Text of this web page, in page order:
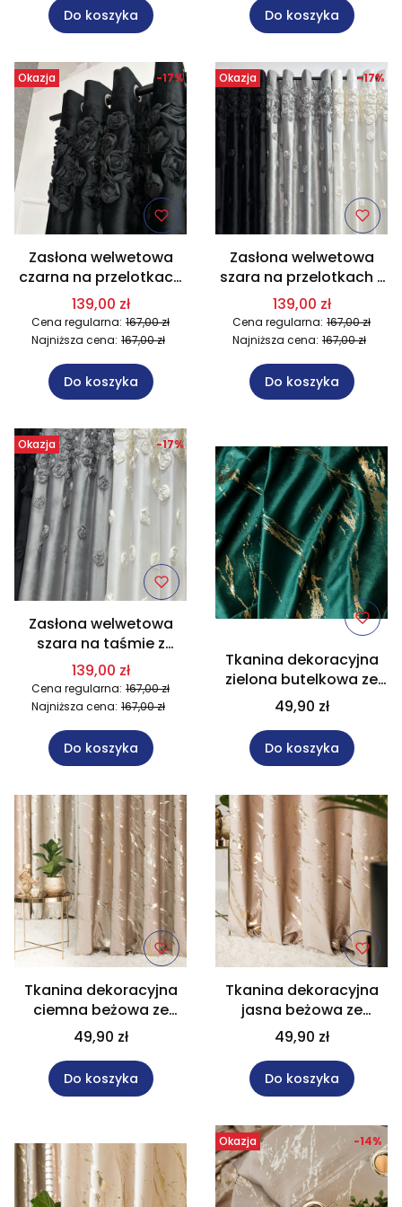
Do koszyka Do koszyka
Okazja
Zasłona welwetowa
czarna na przelotkach
z naszytymi różami
140x250 cm AR22
139,00 zł
Cena regularna: 167,00 zł
-17%
Najniższa cena: 167,00 zł
Do koszyka
Okazja
Zasłona welwetowa
szara na przelotkach z
naszytymi różami
140x250 cm AR22
139,00 zł
Cena regularna: 167,00 zł
-17%
Najniższa cena: 167,00 zł
Do koszyka
Okazja
Zasłona welwetowa
szara na taśmie z
naszytymi różami
140x270 cm AR22
139,00 zł
Cena regularna: 167,00 zł
-17%
Najniższa cena: 167,00 zł
Do koszyka
Tkanina dekoracyjna
zielona butelkowa ze
złotym nadrukiem
wysokość 300 cm
MARMA
49,90 zł
Do koszyka
Tkanina dekoracyjna
ciemna beżowa ze
złotym nadrukiem
wysokość 300 cm
MARMA
49,90 zł
Do koszyka
Tkanina dekoracyjna
jasna beżowa ze
złotym nadrukiem
wysokość 300 cm
MARMA
49,90 zł
Do koszyka
Okazja -14%